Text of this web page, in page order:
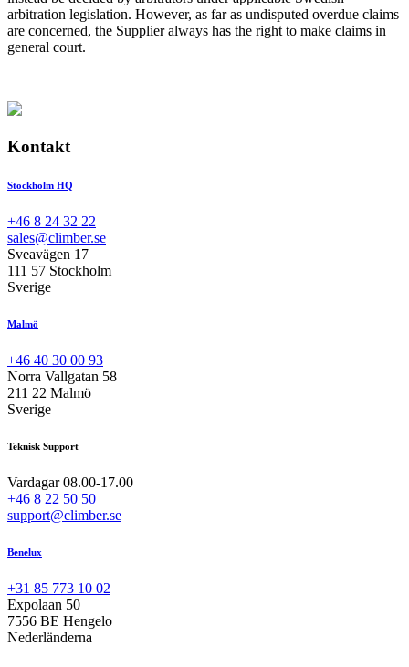
arbitration legislation. However, as far as undisputed overdue claims
are concerned, the Supplier always has the right to make claims in
general court.
Kontakt
Stockholm HQ
+46 8 24 32 22
sales@climber.se
Sveavägen 17
111 57 Stockholm
Sverige
Malmö
+46 40 30 00 93
Norra Vallgatan 58
211 22 Malmö
Sverige
Teknisk Support
Vardagar 08.00-17.00
+46 8 22 50 50
support@climber.se
Benelux
+31 85 773 10 02
Expolaan 50
7556 BE Hengelo
Nederländerna